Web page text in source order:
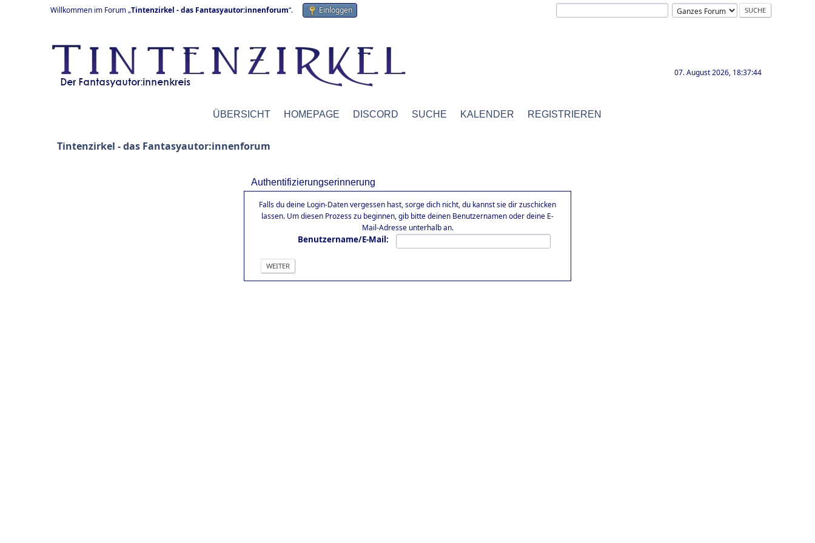
Willkommen im Forum „Tintenzirkel - das Fantasyautor:innenforum“. Einloggen
07. August 2026, 18:37:44
ÜBERSICHT HOMEPAGE DISCORD SUCHE KALENDER REGISTRIEREN
Tintenzirkel - das Fantasyautor:innenforum
Authentifizierungserinnerung
Falls du deine Login-Daten vergessen hast, sorge dich nicht, du kannst sie dir zuschicken
lassen. Um diesen Prozess zu beginnen, gib bitte deinen Benutzernamen oder deine E-
Mail-Adresse unterhalb an.
Benutzername/E-Mail: